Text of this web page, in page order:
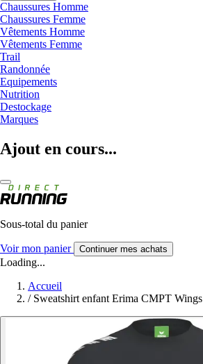
Chaussures Homme
Chaussures Femme
Vêtements Homme
Vêtements Femme
Trail
Randonnée
Equipements
Nutrition
Destockage
Marques
Ajout en cours...
Sous-total du panier
Voir mon panier Continuer mes achats
Loading...
Accueil
/ Sweatshirt enfant Erima CMPT Wings